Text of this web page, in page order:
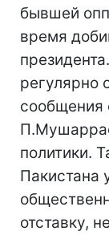
бывшей
время
регулярно
сообщения
политики.
Пакистана
отставку,